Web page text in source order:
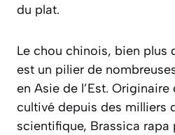
du plat.
Le chou chinois, bien plus
est un pilier de
en Asie de l’Est.
cultivé depuis des milliers
scientifique, Brassica rapa